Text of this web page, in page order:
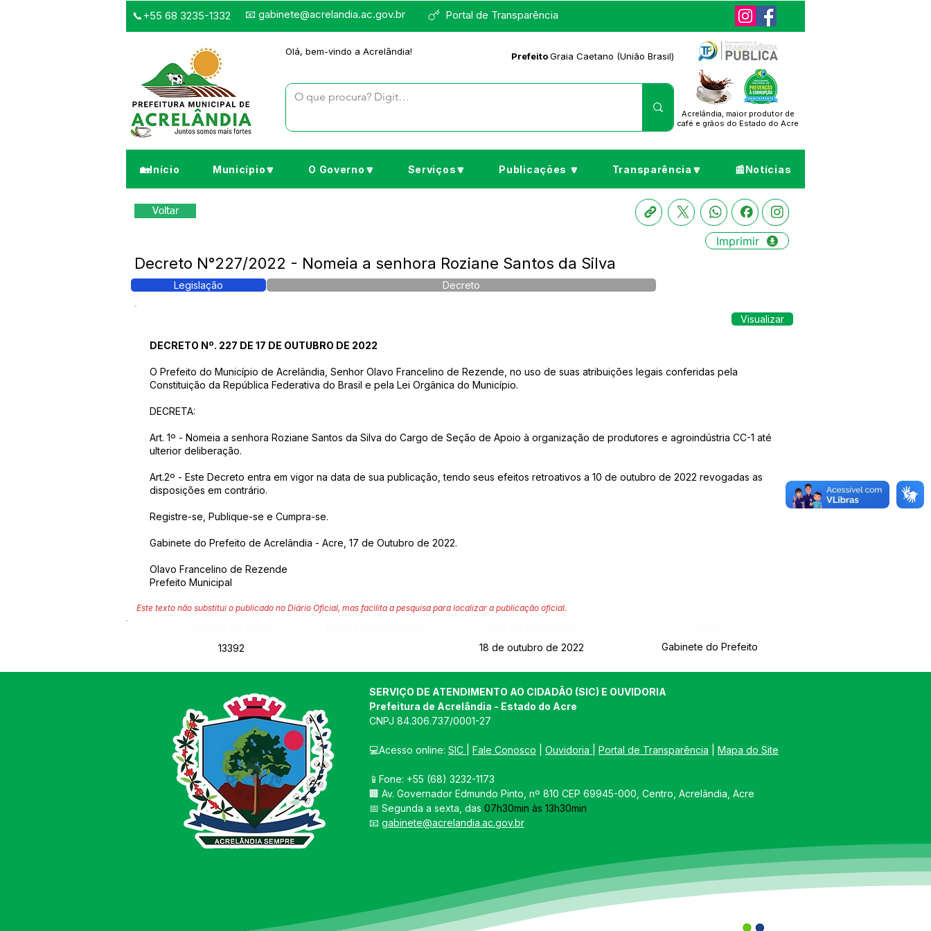
Portal de Transparência
📞+55 68 3235-1332 📧 gabinete@acrelandia.ac.gov.br
Olá, bem-vindo a Acrelândia! PrefeitoGraia Caetano (União Brasil)
Acrelândia, maior produtor de
café e grãos do Estado do Acre
🏡Início Município🔽 O Governo🔽 Serviços🔽 Publicações 🔽 Transparência🔽 📰Notícias
Voltar
Imprimir
Decreto N°227/2022 - Nomeia a senhora Roziane Santos da Silva
Legislação Decreto
Visualizar
DECRETO Nº. 227 DE 17 DE OUTUBRO DE 2022
O Prefeito do Município de Acrelândia, Senhor Olavo Francelino de Rezende, no uso de suas atribuições legais conferidas pela
Constituição da República Federativa do Brasil e pela Lei Orgânica do Município.
DECRETA:
Art. 1º - Nomeia a senhora Roziane Santos da Silva do Cargo de Seção de Apoio à organização de produtores e agroindústria CC-1 até
ulterior deliberação.
Art.2º - Este Decreto entra em vigor na data de sua publicação, tendo seus efeitos retroativos a 10 de outubro de 2022 revogadas as
disposições em contrário.
Registre-se, Publique-se e Cumpra-se.
Gabinete do Prefeito de Acrelândia - Acre, 17 de Outubro de 2022.
Olavo Francelino de Rezende
Prefeito Municipal
Este texto não substitui o publicado no Diário Oficial, mas facilita a pesquisa para localizar a publicação oficial.
13392
18 de outubro de 2022 Gabinete do Prefeito
SERVIÇO DE ATENDIMENTO AO CIDADÃO (SIC) E OUVIDORIA
Prefeitura de Acrelândia - Estado do Acre
CNPJ 84.306.737/0001-27
💻Acesso online: SIC Fale Conosco Ouvidoria Portal de Transparência Mapa do Site
📱Fone: +55 (68) 3232-1173
🏢 Av. Governador Edmundo Pinto, nº 810 CEP 69945-000, Centro, Acrelândia, Acre
📅 Segunda a sexta, das 07h30min às 13h30min
📧 gabinete@acrelandia.ac.gov.br